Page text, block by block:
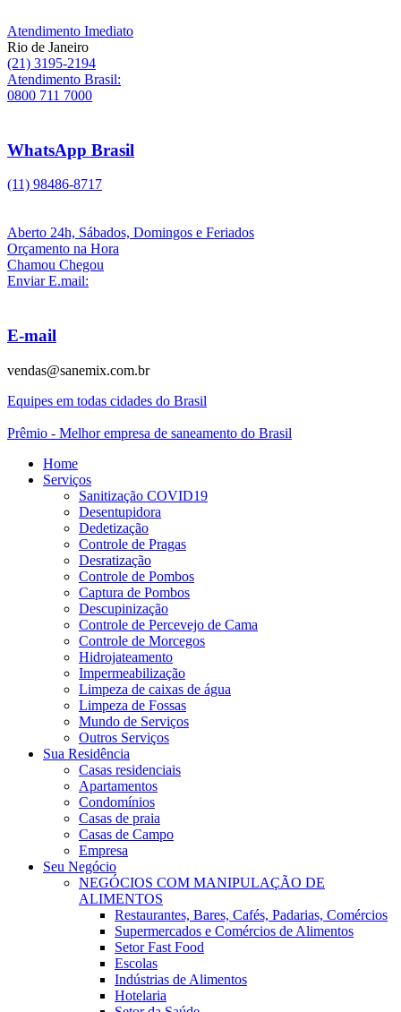
Atendimento Imediato
Rio de Janeiro
(21) 3195-2194
Atendimento Brasil:
0800 711 7000
WhatsApp Brasil
(11) 98486-8717
Aberto 24h, Sábados, Domingos e Feriados
Orçamento na Hora
Chamou Chegou
Enviar E.mail:
E-mail
vendas@sanemix.com.br
Equipes em todas cidades do Brasil
Prêmio - Melhor empresa de saneamento do Brasil
Home
Serviços
Sanitização COVID19
Desentupidora
Dedetização
Controle de Pragas
Desratização
Controle de Pombos
Captura de Pombos
Descupinização
Controle de Percevejo de Cama
Controle de Morcegos
Hidrojateamento
Impermeabilização
Limpeza de caixas de água
Limpeza de Fossas
Mundo de Serviços
Outros Serviços
Sua Residência
Casas residenciais
Apartamentos
Condomínios
Casas de praia
Casas de Campo
Empresa
Seu Negócio
NEGÓCIOS COM MANIPULAÇÃO DE
ALIMENTOS
Restaurantes, Bares, Cafés, Padarias, Comércios
Supermercados e Comércios de Alimentos
Setor Fast Food
Escolas
Indústrias de Alimentos
Hotelaria